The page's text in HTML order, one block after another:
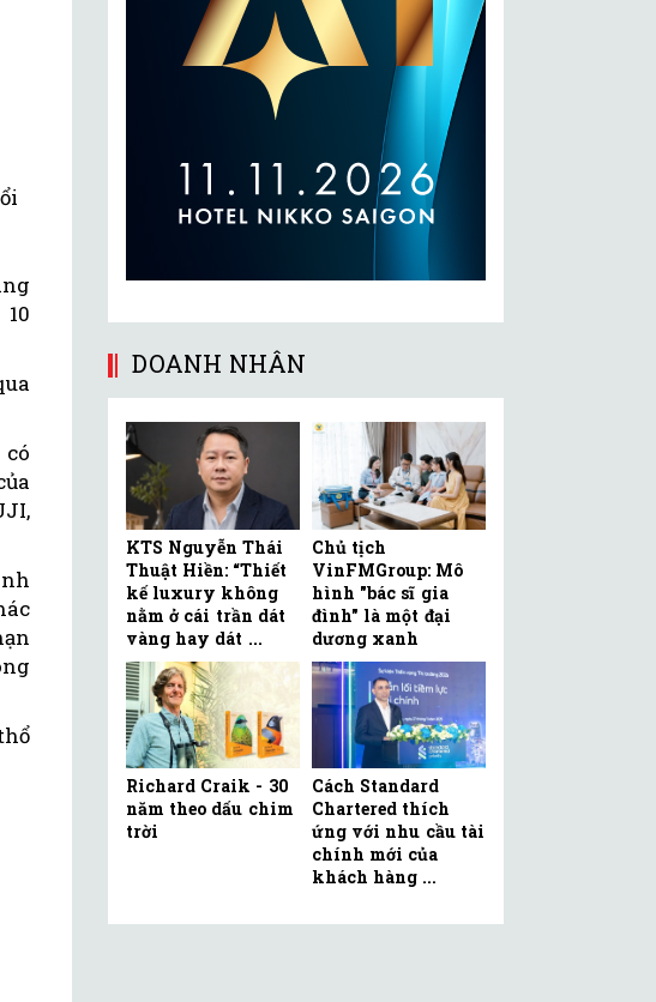
DOANH NHÂN
KTS Nguyễn Thái
Thuật Hiền: “Thiết
kế luxury không
nằm ở cái trần dát
vàng hay dát ...
Chủ tịch
VinFMGroup: Mô
hình "bác sĩ gia
đình" là một đại
dương xanh
Richard Craik - 30
năm theo dấu chim
trời
Cách Standard
Chartered thích
ứng với nhu cầu tài
chính mới của
khách hàng ...